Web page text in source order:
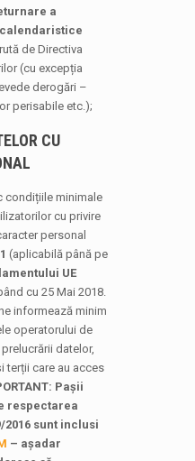
a
calendaristice
de Directiva
(cu excepția
derogări –
perisabile etc.);
CU
condițiile minimale
cu privire
personal
(aplicabilă până pe
UE
cu 25 Mai 2018.
informează minim
operatorului de
datelor,
terții care au acces
Pașii
respectarea
2016 sunt inclusi
– așadar